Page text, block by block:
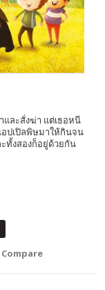
และสั่งฆ่า แต่เธอหนี
ปเปิลพิษมาให้กินจน
ทั้งสองก็อยู่ด้วยกัน